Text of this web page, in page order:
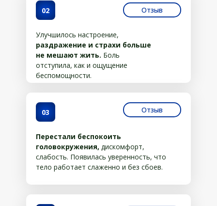
Улучшилось настроение,
раздражение и страхи больше
не мешают жить. Боль
отступила, как и ощущение
беспомощности.
02
Перестали беспокоить
головокружения, дискомфорт,
слабость. Появилась уверенность, что
тело работает слаженно и без сбоев.
03
Отзыв
Отзыв